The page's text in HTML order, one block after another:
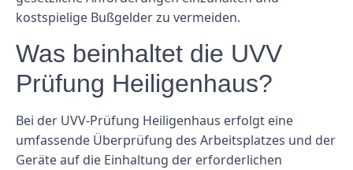
kostspielige Bußgelder zu vermeiden.
Was beinhaltet die UVV
Prüfung Heiligenhaus?
Bei der UVV-Prüfung Heiligenhaus erfolgt eine
umfassende Überprüfung des Arbeitsplatzes und der
Geräte auf die Einhaltung der erforderlichen